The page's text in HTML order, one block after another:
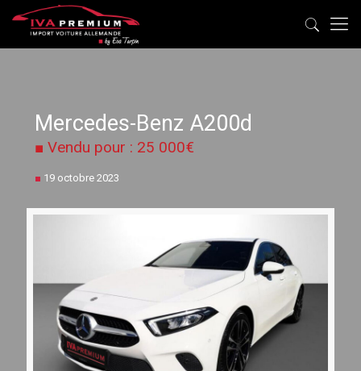
Mercedes-Benz A200d
■ Vendu pour : 25 000€
■ 19 octobre 2023